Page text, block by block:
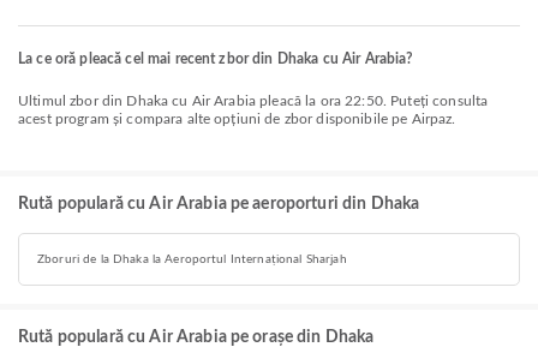
La ce oră pleacă cel mai recent zbor din Dhaka cu Air Arabia?
Ultimul zbor din Dhaka cu Air Arabia pleacă la ora 22:50. Puteți consulta
acest program și compara alte opțiuni de zbor disponibile pe Airpaz.
Rută populară cu Air Arabia pe aeroporturi din Dhaka
Zboruri de la Dhaka la Aeroportul Internațional Sharjah
Rută populară cu Air Arabia pe orașe din Dhaka